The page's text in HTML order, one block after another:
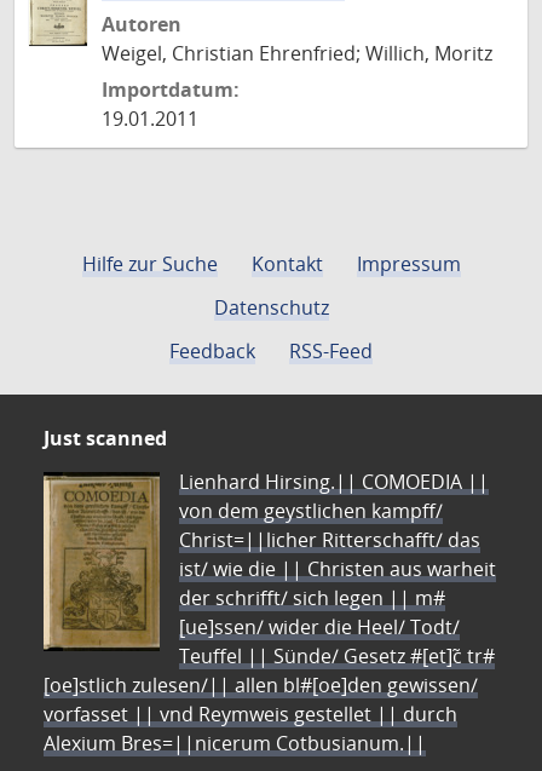
Autoren
Weigel, Christian Ehrenfried; Willich, Moritz
Importdatum:
19.01.2011
Hilfe zur Suche Kontakt
Impressum
Datenschutz
Feedback
RSS-Feed
Just scanned
Lienhard Hirsing.|| COMOEDIA ||
von dem geystlichen kampff/
Christ=||licher Ritterschafft/ das
ist/ wie die || Christen aus warheit
der schrifft/ sich legen || m#
[ue]ssen/ wider die Heel/ Todt/
Teuffel || Sünde/ Gesetz #[et]c̃ tr#
[oe]stlich zulesen/|| allen bl#[oe]den gewissen/
vorfasset || vnd Reymweis gestellet || durch
Alexium Bres=||nicerum Cotbusianum.||